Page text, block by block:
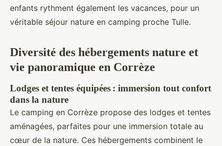
enfants rythment également les vacances, pour un
véritable séjour nature en camping proche Tulle.
Diversité des hébergements nature et
vie panoramique en Corrèze
Lodges et tentes équipées : immersion tout confort
dans la nature
Le camping en Corrèze propose des lodges et tentes
aménagées, parfaites pour une immersion totale au
cœur de la nature. Ces hébergements combinent le